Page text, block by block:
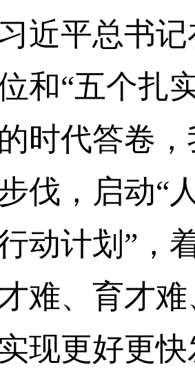
近平总书
和“五个扎
时代答卷
伐，启动“
动计划”，
难、育才
现更好更